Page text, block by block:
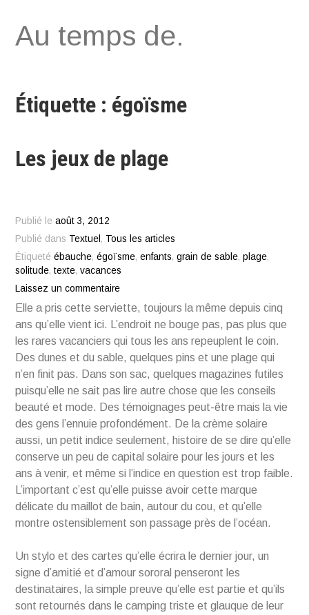
au
Au temps de.
Étiquette : égoïsme
Les jeux de plage
Publié leaoût 3, 2012
Publié dans Textuel , Tous les articles
Étiquetéébauche,égoïsme,enfants,grain de sable,plage,
solitude,texte,vacances
Laissez un commentaire
Elle a pris cette serviette, toujours la même depuis cinq
ans qu’elle vient ici. L’endroit ne bouge pas, pas plus que
les rares vacanciers qui tous les ans repeuplent le coin.
Des dunes et du sable, quelques pins et une plage qui
n’en finit pas. Dans son sac, quelques magazines futiles
puisqu’elle ne sait pas lire autre chose que les conseils
beauté et mode. Des témoignages peut-être mais la vie
des gens l’ennuie profondément. De la crème solaire
aussi, un petit indice seulement, histoire de se dire qu’elle
conserve un peu de capital solaire pour les jours et les
ans à venir, et même si l’indice en question est trop faible.
L’important c’est qu’elle puisse avoir cette marque
délicate du maillot de bain, autour du cou, et qu’elle
montre ostensiblement son passage près de l’océan.
Un stylo et des cartes qu’elle écrira le dernier jour, un
signe d’amitié et d’amour sororal penseront les
destinataires, la simple preuve qu’elle est partie et qu’ils
sont retournés dans le camping triste et glauque de leur